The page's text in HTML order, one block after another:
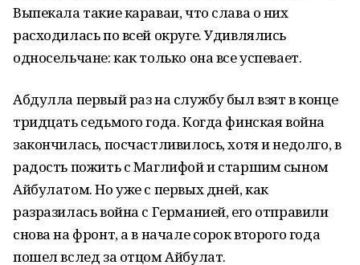
Выпекала такие кара­ваи, что слава о них
расходилась по всей округе. Удивлялись
односельчане: как только она все успевает.
Абдулла первый раз на службу был взят в конце
тридцать седьмого года. Когда финская война
закончилась, посчастливилось, хотя и недолго, в
радость пожить с Маглифой и старшим сыном
Айбулатом. Но уже с первых дней, как
разразилась война с Герма­нией, его отправили
снова на фронт, а в начале сорок второго года
пошел вслед за отцом Айбулат.